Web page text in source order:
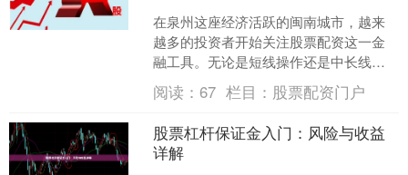
在泉州这座经济活跃的闽南城市，越来
越多的投资者开始关注股票配资这一金
融工具。无论是短线操作还是中长线布
局，合理使用配资资金可以放大收益空
间。然而，市场上配资平台....
阅读：67 栏目： 股票配资门户
股票杠杆保证金入门：风险与收益
详解